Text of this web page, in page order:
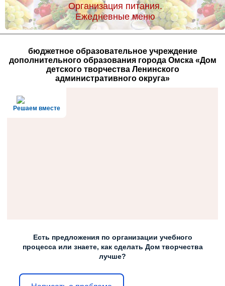
Организация питания.
Ежедневные меню
бюджетное образовательное учреждение
дополнительного образования города Омска «Дом
детского творчества Ленинского
административного округа»
Решаем вместе
Есть предложения по организации учебного
процесса или знаете, как сделать Дом творчества
лучше?